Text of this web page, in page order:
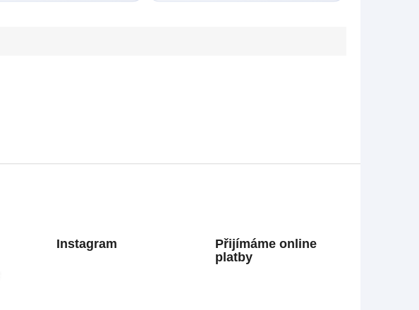
Instagram
Přijímáme online
platby